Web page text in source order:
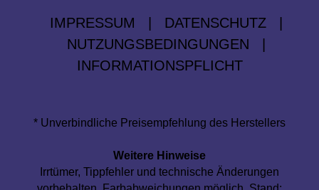
IMPRESSUM DATENSCHUTZ
NUTZUNGSBEDINGUNGEN
INFORMATIONSPFLICHT
* Unverbindliche Preisempfehlung des Herstellers
Weitere Hinweise
Irrtümer, Tippfehler und technische Änderungen